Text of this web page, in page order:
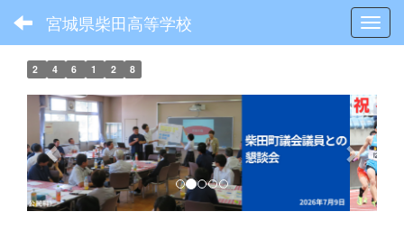
宮城県柴田高等学校
2 4 6 1 2 8
p
r
e
v
i
n
e
x
t